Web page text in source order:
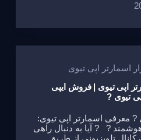
c
e
b
o
o
k
a
g
e
e
اسمارتر اپی تیوی
اپی تیوی | فروش ایپی
تیوی ?
? معرفی اسمارتر اپی تیوی:
هوشمند ? ? آیا به دنبال راهی